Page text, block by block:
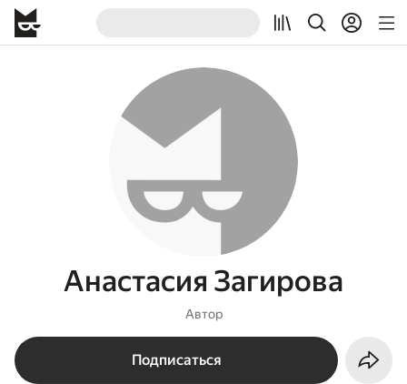
Анастасия Загирова
Автор
Подписаться